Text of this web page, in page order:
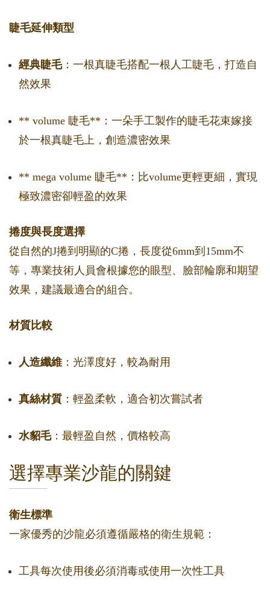
睫毛延伸類型
經典睫毛：一根真睫毛搭配一根人工睫毛，打造自
然效果
** volume 睫毛**：一朵手工製作的睫毛花束嫁接
於一根真睫毛上，創造濃密效果
** mega volume 睫毛**：比volume更輕更細，實現
極致濃密卻輕盈的效果
捲度與長度選擇
從自然的J捲到明顯的C捲，長度從6mm到15mm不
等，專業技術人員會根據您的眼型、臉部輪廓和期望
效果，建議最適合的組合。
材質比較
人造纖維 ：光澤度好，較為耐用
真絲材質 ：輕盈柔軟，適合初次嘗試者
水貂毛：最輕盈自然，價格較高
選擇專業沙龍的關鍵
衛生標準
一家優秀的沙龍必須遵循嚴格的衛生規範：
工具每次使用後必須消毒或使用一次性工具